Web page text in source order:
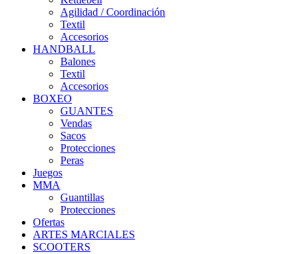
Agilidad / Coordinación
Textil
Accesorios
HANDBALL
Balones
Textil
Accesorios
BOXEO
GUANTES
Vendas
Sacos
Protecciones
Peras
Juegos
MMA
Guantillas
Protecciones
Ofertas
ARTES MARCIALES
SCOOTERS